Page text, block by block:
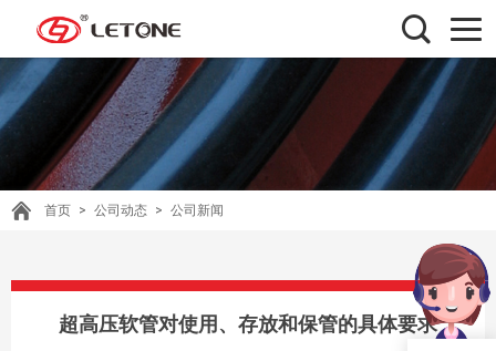
首页 > 公司动态 > 公司新闻
超高压软管对使用、存放和保管的具体要求